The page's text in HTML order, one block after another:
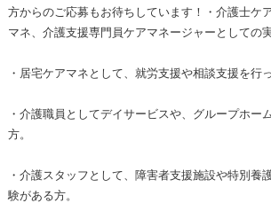
方からのご応募もお待ちしています！・介護士ケ
マネ、介護支援専門員ケアマネージャーとしての
・居宅ケアマネとして、就労支援や相談支援を行
・介護職員としてデイサービスや、グループホー
方。
・介護スタッフとして、障害者支援施設や特別養
験がある方。